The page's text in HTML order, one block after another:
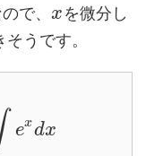
で、xを微分し
うです。
exdx